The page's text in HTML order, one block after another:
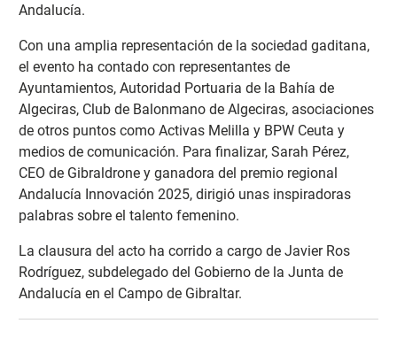
Andalucía.
Con una amplia representación de la sociedad gaditana,
el evento ha contado con representantes de
Ayuntamientos, Autoridad Portuaria de la Bahía de
Algeciras, Club de Balonmano de Algeciras, asociaciones
de otros puntos como Activas Melilla y BPW Ceuta y
medios de comunicación. Para finalizar, Sarah Pérez,
CEO de Gibraldrone y ganadora del premio regional
Andalucía Innovación 2025, dirigió unas inspiradoras
palabras sobre el talento femenino.
La clausura del acto ha corrido a cargo de Javier Ros
Rodríguez, subdelegado del Gobierno de la Junta de
Andalucía en el Campo de Gibraltar.